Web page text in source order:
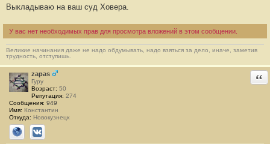
о
щ
е
и
е
#
8
8
Выкладываю на ваш суд Ховера.
У вас нет необходимых прав для просмотра вложений в этом сообщении.
Великие начинания даже не надо обдумывать, надо взяться за дело, иначе, заметив
трудность, отступишь.
zapas
Гуру
Возраст: 50
Репутация: 274
Сообщения: 949
Имя: Константин
Откуда: Новокузнецк
СайтВКонтакте